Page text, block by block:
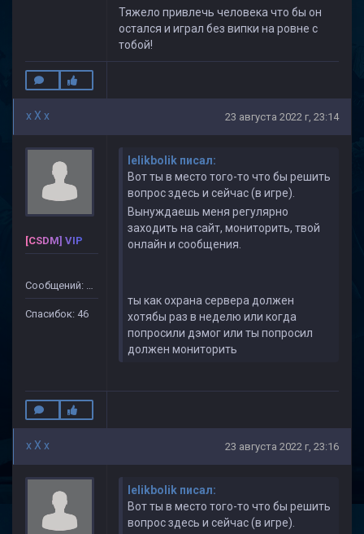
Тяжело привлечь человека что бы он
остался и играл без випки на ровне с
тобой!
x X x 23 августа 2022 г, 23:14
[CSDM] VIP
Сообщений: 499
Спасибок: 46
lelikbolik писал:
Вот ты в место того-то что бы решить
вопрос здесь и сейчас (в игре).
Вынуждаешь меня регулярно
заходить на сайт, мониторить, твой
онлайн и сообщения.
ты как охрана сервера должен
хотябы раз в неделю или когда
попросили дэмог или ты попросил
должен мониторить
x X x 23 августа 2022 г, 23:16
lelikbolik писал:
Вот ты в место того-то что бы решить
вопрос здесь и сейчас (в игре).